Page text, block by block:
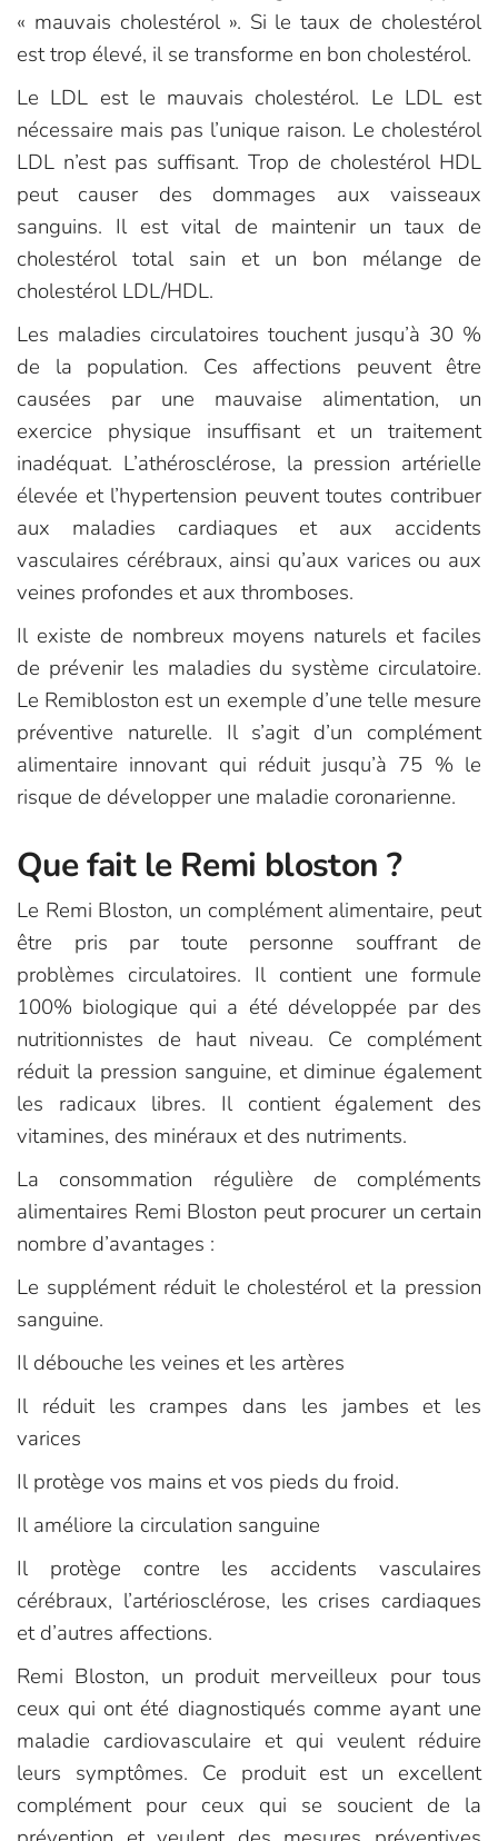
« mauvais cholestérol ». Si le taux de cholestérol
est trop élevé, il se transforme en bon cholestérol.
Le LDL est le mauvais cholestérol. Le LDL est
nécessaire mais pas l’unique raison. Le cholestérol
LDL n’est pas suffisant. Trop de cholestérol HDL
peut causer des dommages aux vaisseaux
sanguins. Il est vital de maintenir un taux de
cholestérol total sain et un bon mélange de
cholestérol LDL/HDL.
Les maladies circulatoires touchent jusqu’à 30 %
de la population. Ces affections peuvent être
causées par une mauvaise alimentation, un
exercice physique insuffisant et un traitement
inadéquat. L’athérosclérose, la pression artérielle
élevée et l’hypertension peuvent toutes contribuer
aux maladies cardiaques et aux accidents
vasculaires cérébraux, ainsi qu’aux varices ou aux
veines profondes et aux thromboses.
Il existe de nombreux moyens naturels et faciles
de prévenir les maladies du système circulatoire.
Le Remibloston est un exemple d’une telle mesure
préventive naturelle. Il s’agit d’un complément
alimentaire innovant qui réduit jusqu’à 75 % le
risque de développer une maladie coronarienne.
Que fait le Remi bloston ?
Le Remi Bloston, un complément alimentaire, peut
être pris par toute personne souffrant de
problèmes circulatoires. Il contient une formule
100% biologique qui a été développée par des
nutritionnistes de haut niveau. Ce complément
réduit la pression sanguine, et diminue également
les radicaux libres. Il contient également des
vitamines, des minéraux et des nutriments.
La consommation régulière de compléments
alimentaires Remi Bloston peut procurer un certain
nombre d’avantages :
Le supplément réduit le cholestérol et la pression
sanguine.
Il débouche les veines et les artères
Il réduit les crampes dans les jambes et les
varices
Il protège vos mains et vos pieds du froid.
Il améliore la circulation sanguine
Il protège contre les accidents vasculaires
cérébraux, l’artériosclérose, les crises cardiaques
et d’autres affections.
Remi Bloston, un produit merveilleux pour tous
ceux qui ont été diagnostiqués comme ayant une
maladie cardiovasculaire et qui veulent réduire
leurs symptômes. Ce produit est un excellent
complément pour ceux qui se soucient de la